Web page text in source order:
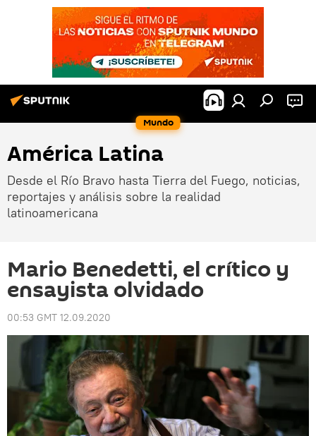
Mundo
América Latina
Desde el Río Bravo hasta Tierra del Fuego, noticias,
reportajes y análisis sobre la realidad
latinoamericana
Mario Benedetti, el crítico y
ensayista olvidado
00:53 GMT 12.09.2020